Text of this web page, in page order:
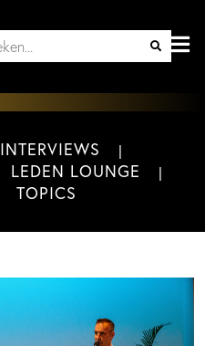
INTERVIEWS
LEDEN LOUNGE
TOPICS